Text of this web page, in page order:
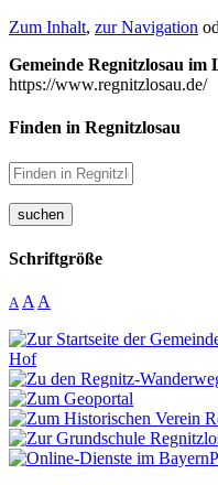
Zum Inhalt, zur Navigation
Gemeinde Regnitzlosau im
https://www.regnitzlosau.de/
Finden in Regnitzlosau
suchen
Schriftgröße
A A A